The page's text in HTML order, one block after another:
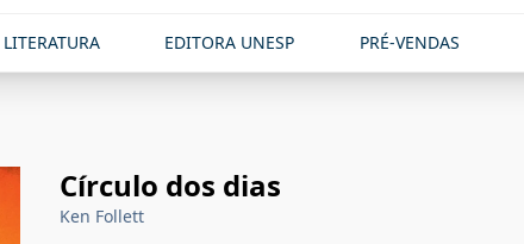
LITERATURA EDITORA UNESP PRÉ-VENDAS
Círculo dos dias
Ken Follett